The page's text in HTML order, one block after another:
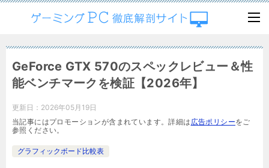
GeForce GTX 570のスペックレビュー＆性
能ベンチマークを検証【2026年】
更新日： 2026年05月19日
当記事にはプロモーションが含まれています。詳細は 広告ポリシーをご
参照ください。
グラフィックボード比較表